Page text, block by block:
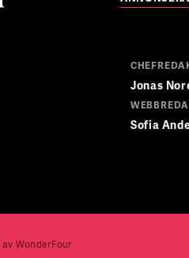
Jonas
Sofia
av WonderFour